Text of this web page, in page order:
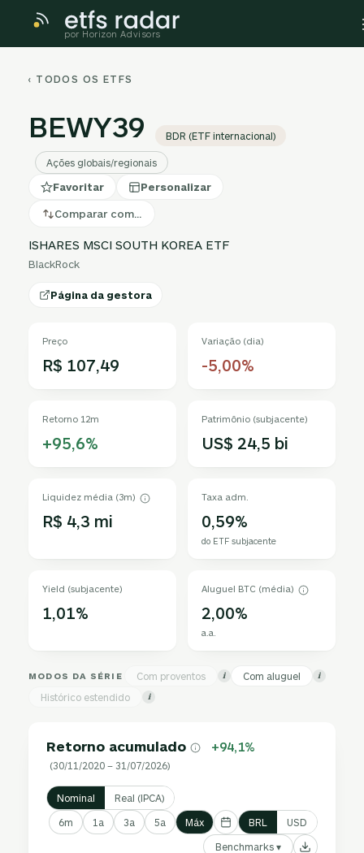
por Horizon Advisors
‹ TODOS OS ETFS
BEWY39 BDR (ETF internacional)
Ações globais/regionais
Favoritar Personalizar
Comparar com…
ISHARES MSCI SOUTH KOREA ETF
BlackRock
Página da gestora
Preço
R$ 107,49
Variação (dia)
-5,00%
Retorno 12m
+95,6%
Patrimônio (subjacente)
US$ 24,5 bi
Liquidez média (3m)
R$ 4,3 mi
Taxa adm.
0,59%
do ETF subjacente
Yield (subjacente)
1,01%
Aluguel BTC (média)
2,00%
a.a.
MODOS DA SÉRIE Com proventos i Com aluguel i
Histórico estendido i
Retorno acumulado +94,1%
(30/11/2020 – 31/07/2026)
Nominal Real (IPCA)
6m 1a 3a 5a Máx BRL USD
Benchmarks ▾